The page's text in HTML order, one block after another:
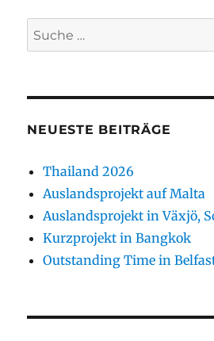
Suche
nach:
NEUESTE BEITRÄGE
Thailand 2026
Auslandsprojekt auf Malta
Auslandsprojekt in Växjö,
Kurzprojekt in Bangkok
Outstanding Time in